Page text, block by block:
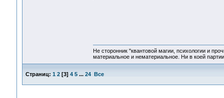
Не сторонник "квантовой магии, психологии и
материальное и нематериальное. Ни в коей
Страниц: 1 2[3] 4 5 ... 24 Все